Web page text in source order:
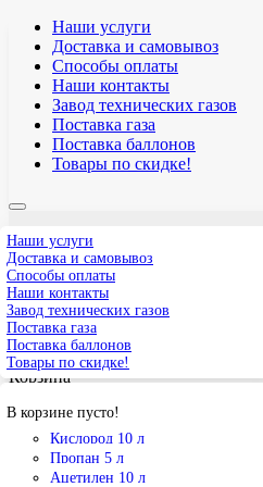
Наши услуги
Доставка и самовывоз
Способы оплаты
Наши контакты
Завод технических газов
Поставка газа
Поставка баллонов
Товары по скидке!
Наши услуги
Доставка и самовывоз
Способы оплаты
Наши контакты
Завод технических газов
Поставка газа
Поставка баллонов
Товары по скидке!
Технические газы и газовые
Прием заявок: круглосуточно
+7 (968) 636 3434
tekhgazru@yandex.ru
Заявка на расчет
0
В корзине пусто!
Корзина
Кислород
Кислород 10 л
Кислород 40 л
Пропан
Пропан 5 л
Пропан 12 л
Ацетилен
Ацетилен 10 л
Аргон